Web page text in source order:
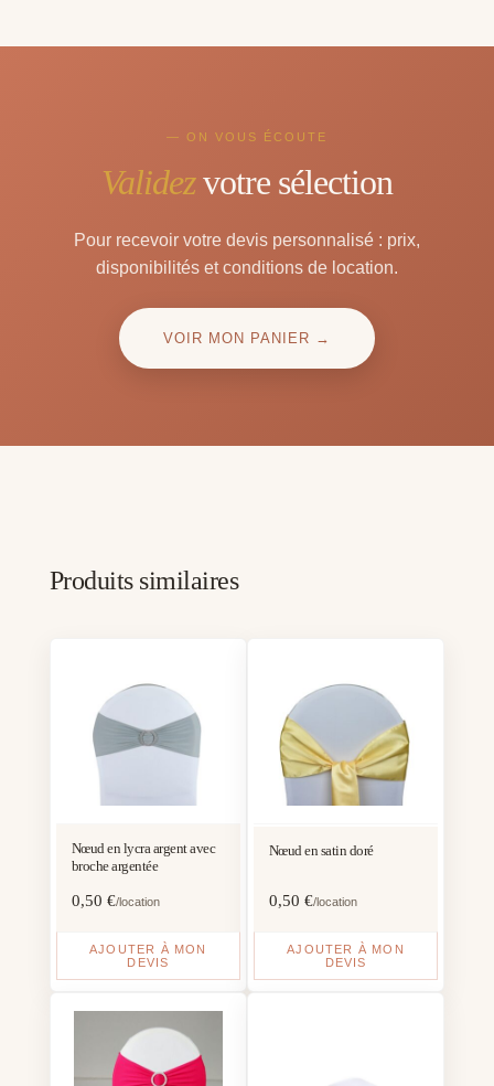
— ON VOUS ÉCOUTE
Validezvotre sélection
Pour recevoir votre devis personnalisé : prix,
disponibilités et conditions de location.
VOIR MON PANIER →
Produits similaires
Nœud en lycra argent avec
broche argentée
0,50 €/location
AJOUTER À MON
DEVIS
Nœud en satin doré
0,50 €/location
AJOUTER À MON
DEVIS